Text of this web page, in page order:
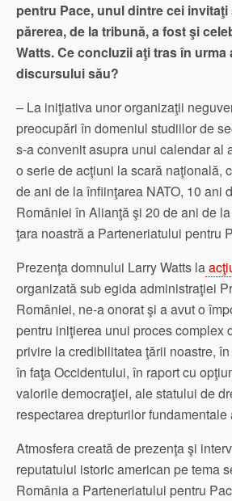
pentru Pace, unul dintre cei
părerea, de la tribună, a fost şi
Watts. Ce concluzii aţi tras în urma
discursului său?
– La iniţiativa unor organizaţii
preocupări în domeniul studiilor de
s-a convenit asupra unui calendar al
o serie de acţiuni la scară naţională,
de ani de la înfiinţarea NATO, 10 ani
României în Alianţă şi 20 de ani de
ţara noastră a Parteneriatului pentru
Prezenţa domnului Larry Watts la
organizată sub egida administraţiei
României, ne-a onorat şi a avut o
pentru iniţierea unui proces complex
privire la credibilitatea ţării noastre,
în faţa Occidentului, în raport cu
valorile democraţiei, ale statului de
respectarea drepturilor fundamentale
Atmosfera creată de prezenţa şi
reputatului istoric american pe tema
România a Parteneriatului pentru